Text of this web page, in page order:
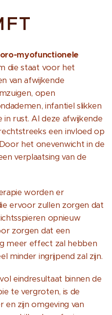
oro-myofunctionele
die staat voor het
van afwijkende
open
infantiel slikken
rust. Al deze afwijkende
een invloed op
het onevenwicht in de
verplaatsing van de
worden er
ervoor zullen zorgen dat
opnieuw
zorgen dat een
meer effect zal hebben
minder ingrijpend zal zijn.
eindresultaat binnen de
te vergroten, is de
en zijn omgeving van